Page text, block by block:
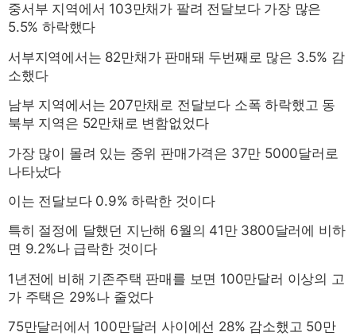
중서부 지역에서 103만채가 팔려 전달보다 가장 많은
5.5% 하락했다
서부지역에서는 82만채가 판매돼 두번째로 많은 3.5% 감
소했다
남부 지역에서는 207만채로 전달보다 소폭 하락했고 동
북부 지역은 52만채로 변함없었다
가장 많이 몰려 있는 중위 판매가격은 37만 5000달러로
나타났다
이는 전달보다 0.9% 하락한 것이다
특히 절정에 달했던 지난해 6월의 41만 3800달러에 비하
면 9.2%나 급락한 것이다
1년전에 비해 기존주택 판매를 보면 100만달러 이상의 고
가 주택은 29%나 줄었다
75만달러에서 100만달러 사이에선 28% 감소했고 50만